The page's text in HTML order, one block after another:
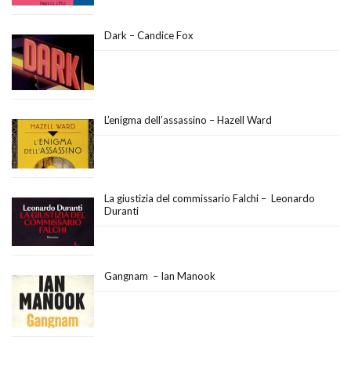
Dark – Candice Fox
L’enigma dell’assassino – Hazell Ward
La giustizia del commissario Falchi – Leonardo
Duranti
Gangnam – Ian Manook